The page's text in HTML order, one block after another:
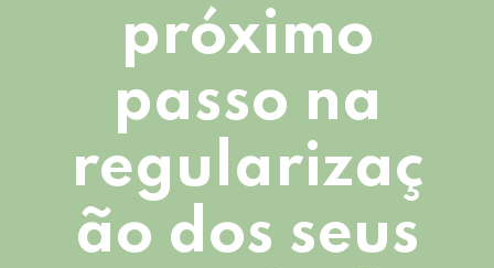
próximo
passo na
regularizaç
ão dos seus